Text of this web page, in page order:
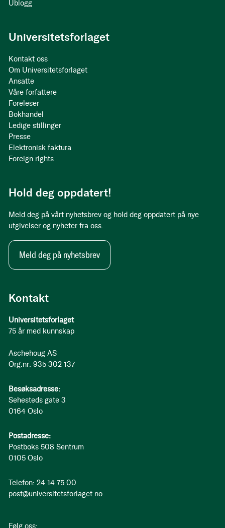
Kontakt
Universitetsforlaget
75 år med kunnskap
Aschehoug AS
Org.nr: 935 302 137
Besøksadresse:
Sehesteds gate 3
0164 Oslo
Postadresse:
Postboks 508 Sentrum
0105 Oslo
Telefon: 24 14 75 00
post@universitetsforlaget.no
Følg oss:
Ublogg
Universitetsforlaget
Kontakt oss
Om Universitetsforlaget
Ansatte
Våre forfattere
Foreleser
Bokhandel
Ledige stillinger
Presse
Elektronisk faktura
Foreign rights
Hold deg oppdatert!
Meld deg på vårt nyhetsbrev og hold deg oppdatert på nye
utgivelser og nyheter fra oss.
Meld deg på nyhetsbrev